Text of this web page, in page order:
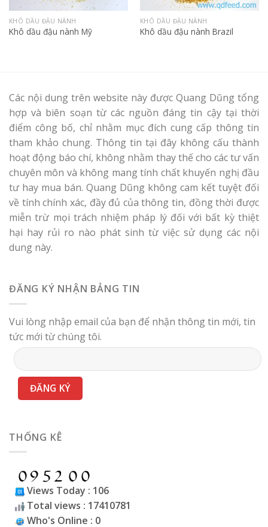
KHÔ DẦU ĐẬU NÀNH
Khô dầu đậu nành Mỹ
KHÔ DẦU ĐẬU NÀNH
Khô dầu đậu nành Brazil
Các nội dung trên website này được Quang Dũng tổng
hợp và biên soạn từ các nguồn đáng tin cậy tại thời
điểm công bố, chỉ nhằm mục đích cung cấp thông tin
tham khảo chung. Thông tin tại đây không cấu thành
hoạt động báo chí, không nhằm thay thế cho các tư vấn
chuyên môn và không mang tính chất khuyến nghị đầu
tư hay mua bán. Quang Dũng không cam kết tuyệt đối
về tính chính xác, đầy đủ của thông tin, đồng thời được
miễn trừ mọi trách nhiệm pháp lý đối với bất kỳ thiệt
hại hay rủi ro nào phát sinh từ việc sử dụng các nội
dung này.
ĐĂNG KÝ NHẬN BẢNG TIN
Vui lòng nhập email của bạn để nhận thông tin mới, tin
tức mới từ chúng tôi.
THỐNG KÊ
Views Today : 106
Total views : 17410781
Who's Online : 0